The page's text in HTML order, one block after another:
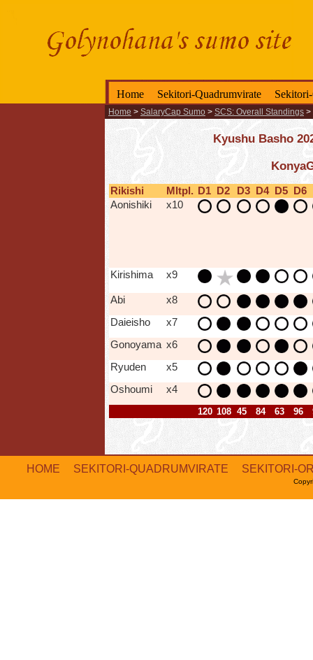
Home Sekitori-Quadrumvirate
Home > SalaryCap Sumo > SCS: Overall Standings >
Kyushu Basho
Rikishi Mltpl. D1 D2 D3 D4 D5 D6
Aonishiki
x10
Kirishima x9
Abi
x8
Daieisho
x7
Gonoyama x6
Ryuden
x5
Oshoumi
x4
120 108 45 84 63 96
HOME SEKITORI-QUADRUMVIRATE SEKITORI-